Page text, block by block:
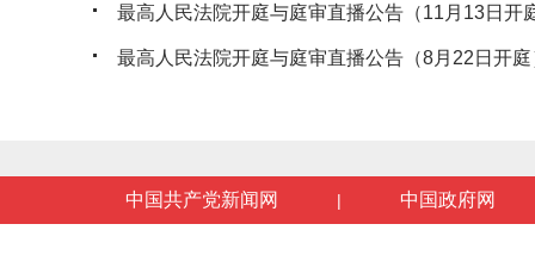
最高人民法院开庭与庭审直播公告（11月13日开
最高人民法院开庭与庭审直播公告（8月22日开庭
中国共产党新闻网 | 中国政府网